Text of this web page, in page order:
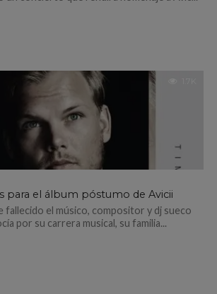
para el álbum póstumo de Avicii
fallecido el músico, compositor y dj sueco
por su carrera musical, su familia...